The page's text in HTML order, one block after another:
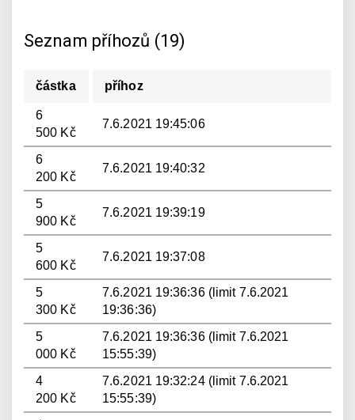
Seznam příhozů (19)
částka příhoz
6
500 Kč
7.6.2021 19:45:06
6
200 Kč
7.6.2021 19:40:32
5
900 Kč
7.6.2021 19:39:19
5
600 Kč
7.6.2021 19:37:08
5
300 Kč
7.6.2021 19:36:36 (limit 7.6.2021
19:36:36)
5
000 Kč
7.6.2021 19:36:36 (limit 7.6.2021
15:55:39)
4
200 Kč
7.6.2021 19:32:24 (limit 7.6.2021
15:55:39)